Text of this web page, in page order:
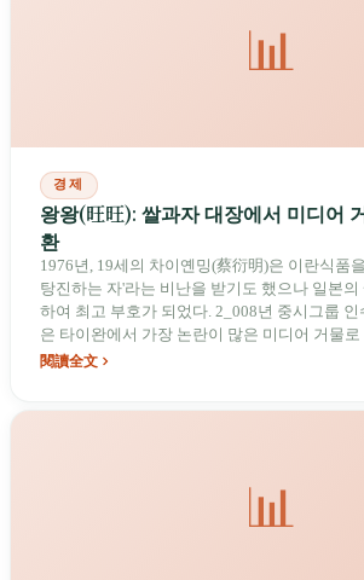
📊
경제
왕왕(旺旺): 쌀과자 대장에서 미디어
환
1976년, 19세의 차이옌밍(蔡衍明)은 이란식품
탕진하는 자'라는 비난을 받기도 했으나 일본의
하여 최고 부호가 되었다. 2_008년 중시그룹 인
은 타이완에서 가장 논란이 많은 미디어 거물
반(反)미디어 독점 운동을 촉발했다.
閱讀全文
📊